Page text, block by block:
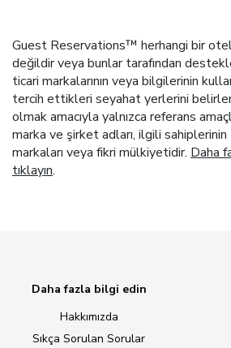
Guest Reservations™ herhangi bir
değildir veya bunlar tarafından
ticari markalarının veya bilgilerinin
tercih ettikleri seyahat yerlerini
olmak amacıyla yalnızca referans
marka ve şirket adları, ilgili
markaları veya fikri mülkiyetidir. Daha
tıklayın.
Daha fazla bilgi edin
Hakkımızda
Sıkça Sorulan Sorular